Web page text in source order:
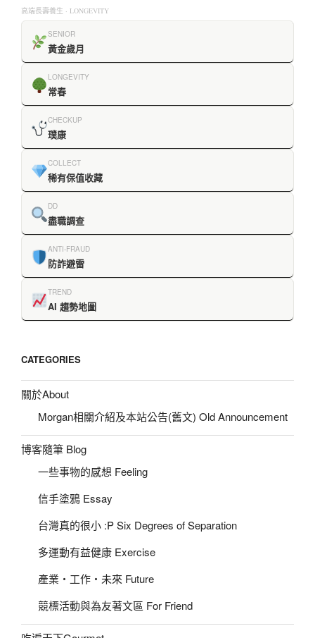
高端長壽養生 · LONGEVITY
SENIOR
黃金歲月
LONGEVITY
常春
CHECKUP
璞康
COLLECT
稀有保值收藏
DD
盡職調查
ANTI-FRAUD
防詐避雷
TREND
AI 趨勢地圖
CATEGORIES
關於About
Morgan相關介紹及本站公告(舊文) Old Announcement
博客隨筆 Blog
一些事物的感想 Feeling
信手塗鴉 Essay
台灣真的很小 :P Six Degrees of Separation
多運動有益健康 Exercise
產業‧工作‧未來 Future
競標活動與為友著文區 For Friend